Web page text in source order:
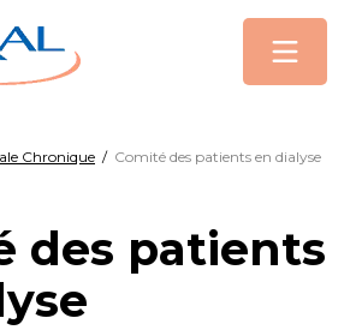
Menu
Chronique / Comité des patients en dialyse
des patients